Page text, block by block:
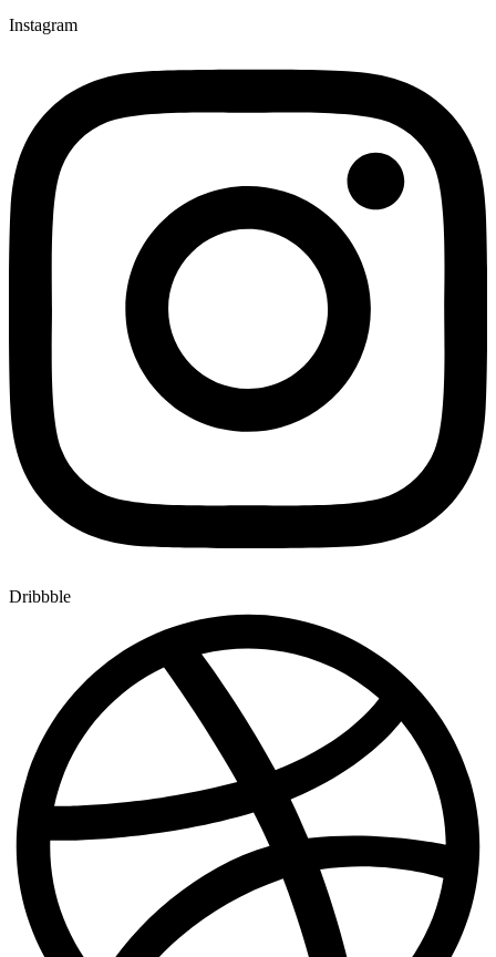
Instagram
Dribbble